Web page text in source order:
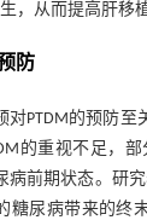
，从而提高肝移
防
对PTDM的预防至
的重视不足，
病前期状态。研
糖尿病带来的终